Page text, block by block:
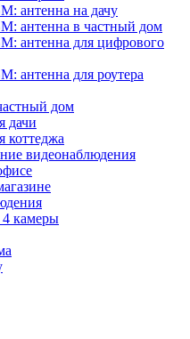
антенна на дачу
антенна в частный дом
антенна для цифрового
антенна для роутера
дом
дачи
коттеджа
видеонаблюдения
камеры